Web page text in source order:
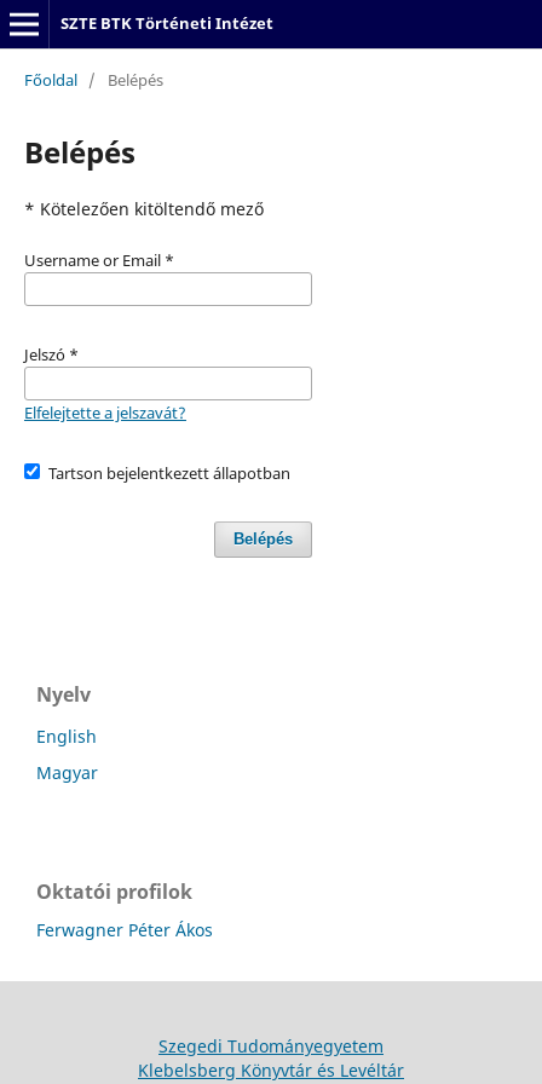
SZTE BTK Történeti Intézet
Főoldal / Belépés
Belépés
* Kötelezően kitöltendő mező
Username or Email *
Jelszó *
Elfelejtette a jelszavát?
Tartson bejelentkezett állapotban
Belépés
Nyelv
English
Magyar
Oktatói profilok
Ferwagner Péter Ákos
Szegedi Tudományegyetem
Klebelsberg Könyvtár és Levéltár